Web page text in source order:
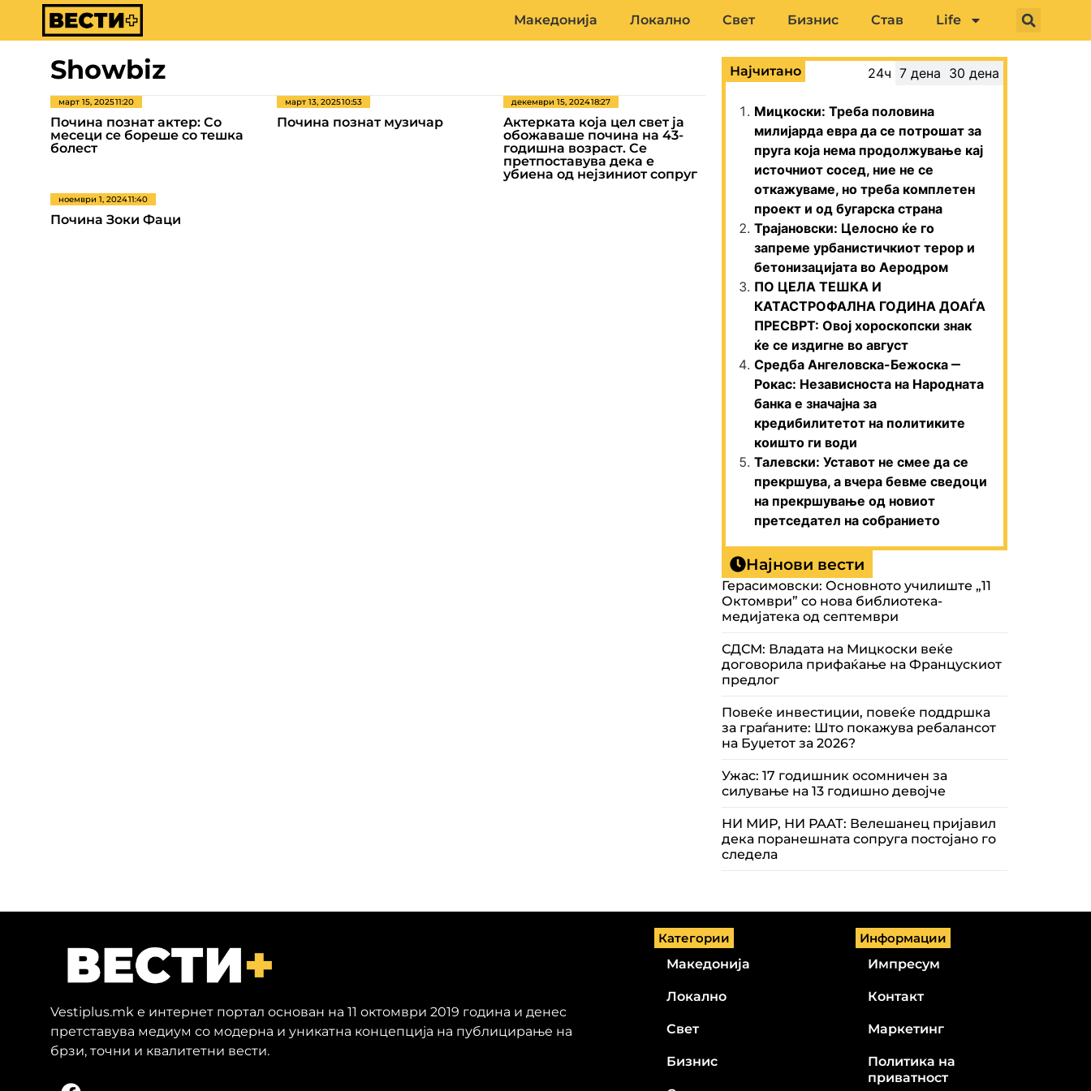
Македонија Локално Свет Бизнис Став Life
Showbiz
март 15, 202511:20
Почина познат актер: Со
месеци се бореше со тешка
болест
март 13, 202510:53
Почина познат музичар
декември 15, 202418:27
Актерката која цел свет ја
обожаваше почина на 43-
годишна возраст. Се
претпоставува дека е
убиена од нејзиниот сопруг
ноември 1, 202411:40
Почина Зоки Фаци
Најчитано 24ч 7 дена 30 дена
Мицкоски: Треба половина
милијарда евра да се потрошат за
пруга која нема продолжување кај
источниот сосед, ние не се
откажуваме, но треба комплетен
проект и од бугарска страна
Трајановски: Целосно ќе го
запреме урбанистичкиот терор и
бетонизацијата во Аеродром
ПО ЦЕЛА ТЕШКА И
КАТАСТРОФАЛНА ГОДИНА ДОАЃА
ПРЕСВРТ: Овој хороскопски знак
ќе се издигне во август
Средба Ангеловска-Бежоска ‒
Рокас: Независноста на Народната
банка е значајна за
кредибилитетот на политиките
коишто ги води
Талевски: Уставот не смее да се
прекршува, а вчера бевме сведоци
на прекршување од новиот
претседател на собранието
Најнови вести
Герасимовски: Основното училиште „11
Октомври” со нова библиотека-
медијатека од септември
СДСМ: Владата на Мицкоски веќе
договорила прифаќање на Францускиот
предлог
Повеќе инвестиции, повеќе поддршка
за граѓаните: Што покажува ребалансот
на Буџетот за 2026?
Ужас: 17 годишник осомничен за
силување на 13 годишно девојче
НИ МИР, НИ РААТ: Велешанец пријавил
дека поранешната сопруга постојано го
следела
Vestiplus.mk е интернет портал основан на 11 октомври 2019 година и денес
претставува медиум со модерна и уникатна концепција на публицирање на
брзи, точни и квалитетни вести.
Категории
Македонија
Локално
Свет
Бизнис
Информации
Импресум
Контакт
Маркетинг
Политика на
приватност